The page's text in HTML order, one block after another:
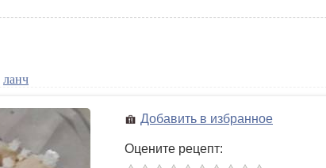
ланч
Добавить в избранное
Оцените рецепт: